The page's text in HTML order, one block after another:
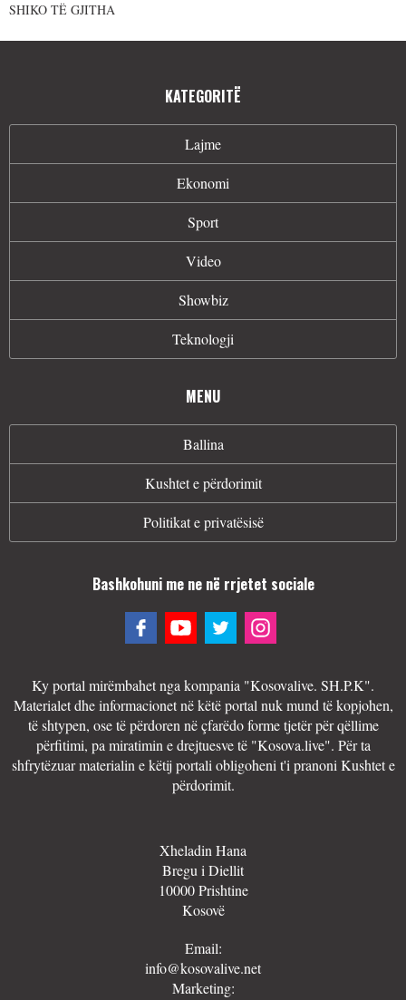
SHIKO TË GJITHA
KATEGORITË
Lajme
Ekonomi
Sport
Video
Showbiz
Teknologji
MENU
Ballina
Kushtet e përdorimit
Politikat e privatësisë
Bashkohuni me ne në rrjetet sociale
Ky portal mirëmbahet nga kompania "Kosovalive. SH.P.K".
Materialet dhe informacionet në këtë portal nuk mund të kopjohen,
të shtypen, ose të përdoren në çfarëdo forme tjetër për qëllime
përfitimi, pa miratimin e drejtuesve të "Kosova.live". Për ta
shfrytëzuar materialin e këtij portali obligoheni t'i pranoni Kushtet e
përdorimit.
Xheladin Hana
Bregu i Diellit
10000 Prishtine
Kosovë
Email:
info@kosovalive.net
Marketing: